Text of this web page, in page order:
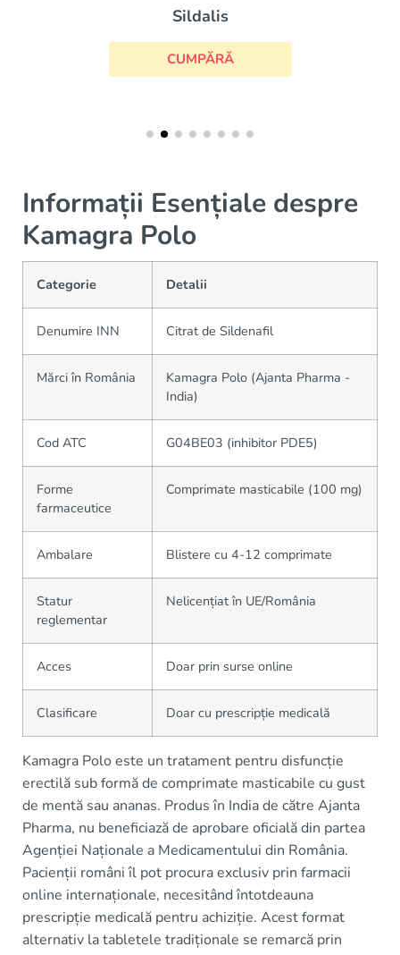
Sildalis
CUMPĂRĂ
Informații Esențiale despre
Kamagra Polo
Categorie Detalii
Denumire INN Citrat de Sildenafil
Mărci în România
Kamagra Polo (Ajanta Pharma -
India)
Cod ATC G04BE03 (inhibitor PDE5)
Forme
farmaceutice
Comprimate masticabile (100 mg)
Ambalare Blistere cu 4-12 comprimate
Statur
reglementar
Nelicențiat în UE/România
Acces Doar prin surse online
Clasificare Doar cu prescripție medicală
Kamagra Polo este un tratament pentru disfuncție
erectilă sub formă de comprimate masticabile cu gust
de mentă sau ananas. Produs în India de către Ajanta
Pharma, nu beneficiază de aprobare oficială din partea
Agenției Naționale a Medicamentului din România.
Pacienții români îl pot procura exclusiv prin farmacii
online internaționale, necesitând întotdeauna
prescripție medicală pentru achiziție. Acest format
alternativ la tabletele tradiționale se remarcă prin